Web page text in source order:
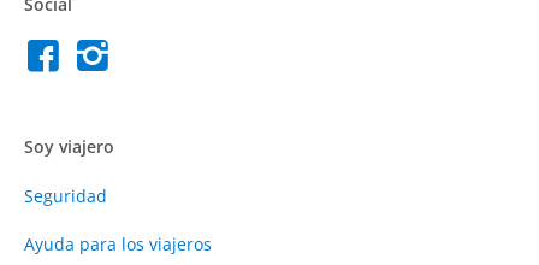
Soy viajero
Seguridad
Ayuda para los viajeros